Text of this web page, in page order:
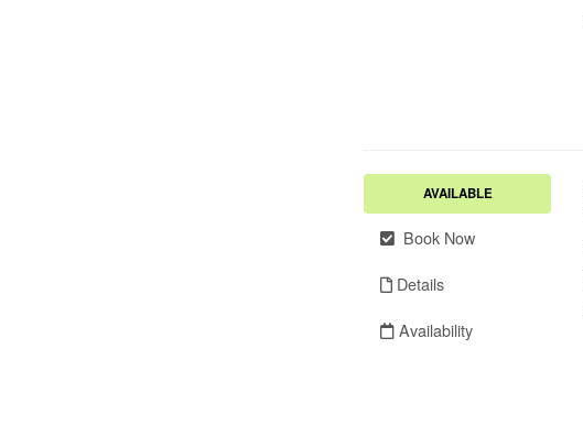
AVAILABLE
Book Now
Details
Availability